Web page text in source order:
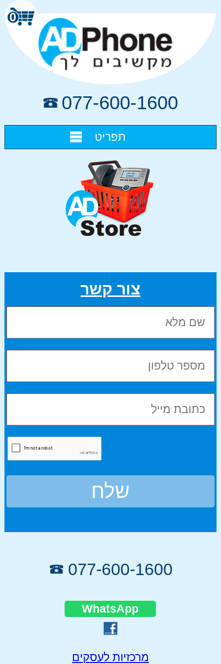
077-600-1600
תפריט
צור קשר
שלח
077-600-1600
WhatsApp
מרכזיות לעסקים
0